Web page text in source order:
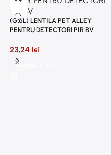
(G:6L) LENTILA PET ALLEY
PENTRU DETECTORI PIR BV
23,24 lei
Adaugă în coș